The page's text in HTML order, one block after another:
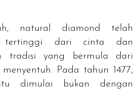
natural diamond
telah
tertinggi dari cinta dan
tradisi yang bermula dari
Pada tahun 1477,
dimulai bukan dengan